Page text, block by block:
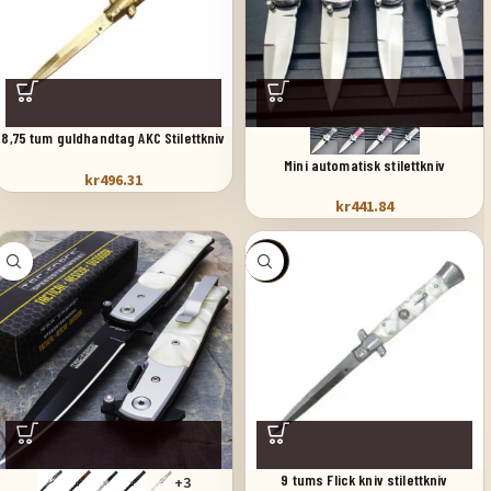
8,75 tum guldhandtag AKC Stilettkniv
kr496.31
Mini automatisk stilettkniv
kr441.84
+3
SALE
9 tums Flick kniv stilettkniv